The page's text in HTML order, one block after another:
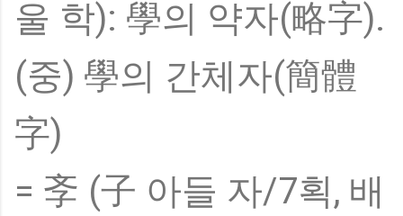
울 학): 學의 약자(略字).
(중) 學의 간체자(簡體
字)
= 斈 (子 아들 자/7획, 배